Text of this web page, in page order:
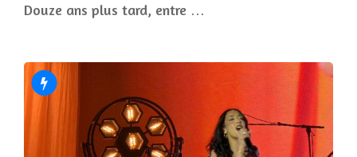
Douze ans plus tard, entre …